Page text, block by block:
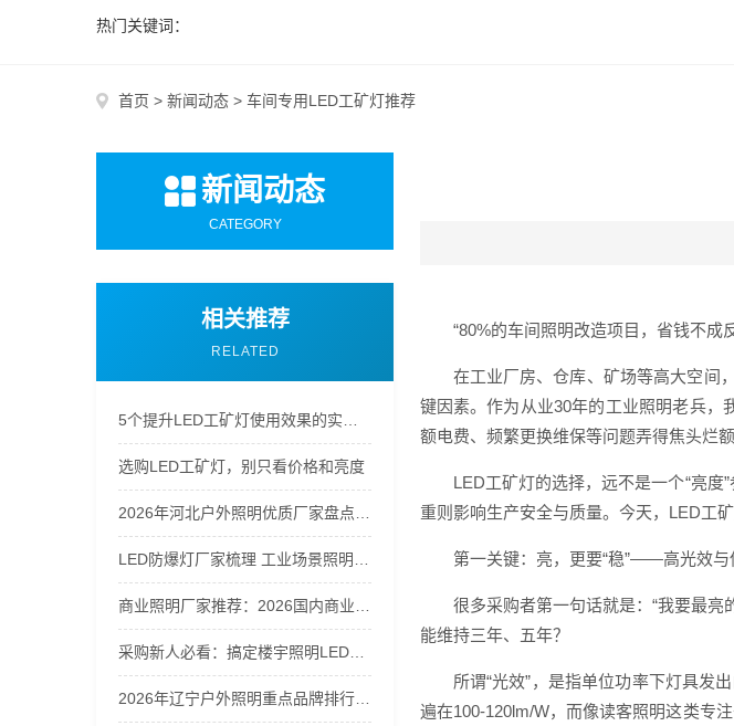
热门关键词：
首页 > 新闻动态 > 车间专用LED工矿灯推荐
新闻动态
CATEGORY
相关推荐
RELATED
选购LED工矿灯，别只看价格和亮度
“80%的车间照明改造项目，省钱不成
在工业厂房、仓库、矿场等高大空间
键因素。作为从业30年的工业照明老兵，
额电费、频繁更换维保等问题弄得焦头烂额
LED工矿灯的选择，远不是一个“亮度
重则影响生产安全与质量。今天，LED工
第一关键：亮，更要“稳”——高光效与
很多采购者第一句话就是：“我要最亮
能维持三年、五年？
所谓“光效”，是指单位功率下灯具发
遍在100-120lm/W，而像读客照明这类专